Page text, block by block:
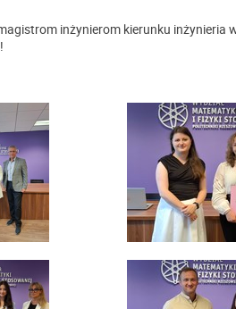
inżynierom kierunku inżynieria